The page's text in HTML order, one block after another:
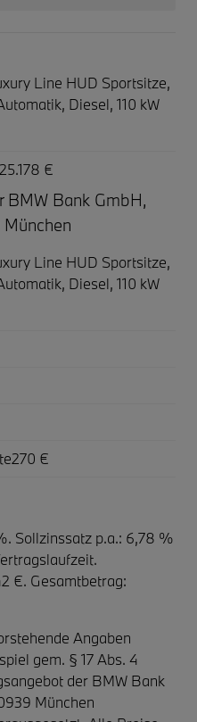
Line HUD Sportsitze,
Diesel, 110 kW
25.178 €
BMW Bank GmbH,
Line HUD Sportsitze,
Diesel, 110 kW
270 €
Sollzinssatz p.a.: 6,78 %
.
€. Gesamtbetrag:
Angaben
gem. § 17 Abs. 4
der BMW Bank
München